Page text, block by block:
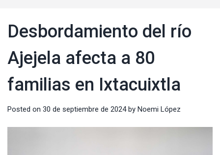
Desbordamiento del río
Ajejela afecta a 80
familias en Ixtacuixtla
Posted on 30 de septiembre de 2024by Noemi López